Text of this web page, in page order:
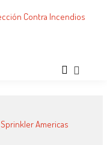
de
Nuestra Sociedad
Americas